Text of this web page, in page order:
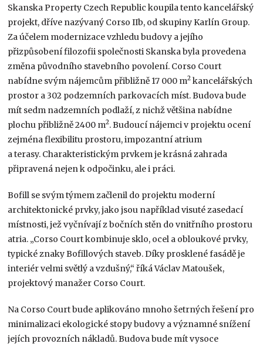
Skanska Property Czech Republic koupila tento kancelářský
projekt, dříve nazývaný Corso IIb, od skupiny Karlín Group.
Za účelem modernizace vzhledu budovy a jejího
přizpůsobení filozofii společnosti Skanska byla provedena
změna původního stavebního povolení. Corso Court
nabídne svým nájemcům přibližně 17 000 m2 kancelářských
prostor a 302 podzemních parkovacích míst. Budova bude
mít sedm nadzemních podlaží, z nichž většina nabídne
plochu přibližně 2400 m2. Budoucí nájemci v projektu ocení
zejména flexibilitu prostoru, impozantní atrium
a terasy. Charakteristickým prvkem je krásná zahrada
připravená nejen k odpočinku, ale i práci.
Bofill se svým týmem začlenil do projektu moderní
architektonické prvky, jako jsou například visuté zasedací
místnosti, jež vyčnívají z bočních stěn do vnitřního prostoru
atria. „Corso Court kombinuje sklo, ocel a obloukové prvky,
typické znaky Bofillových staveb. Díky prosklené fasádě je
interiér velmi světlý a vzdušný,“ říká Václav Matoušek,
projektový manažer Corso Court.
Na Corso Court bude aplikováno mnoho šetrných řešení pro
minimalizaci ekologické stopy budovy a významné snížení
jejích provozních nákladů. Budova bude mít vysoce